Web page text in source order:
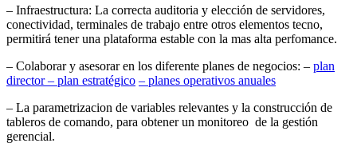
– Infraestructura: La correcta auditoria y elección de servidores,
conectividad, terminales de trabajo entre otros elementos tecno,
permitirá tener una plataforma estable con la mas alta perfomance.
– Colaborar y asesorar en los diferente planes de negocios: – plan
director – plan estratégico – planes operativos anuales
– La parametrizacion de variables relevantes y la construcción de
tableros de comando, para obtener un monitoreo de la gestión
gerencial.